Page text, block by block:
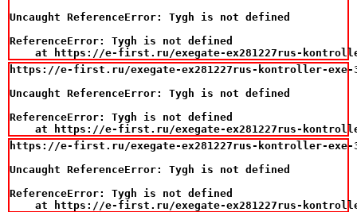
Uncaught ReferenceError: Tygh is not defined
ReferenceError: Tygh is not defined
at https://e-first.ru/exegate-ex281227rus-
https://e-first.ru/exegate-ex281227rus-kontroller-exe-
Uncaught ReferenceError: Tygh is not defined
ReferenceError: Tygh is not defined
at https://e-first.ru/exegate-ex281227rus-
https://e-first.ru/exegate-ex281227rus-kontroller-exe-
Uncaught ReferenceError: Tygh is not defined
ReferenceError: Tygh is not defined
at https://e-first.ru/exegate-ex281227rus-